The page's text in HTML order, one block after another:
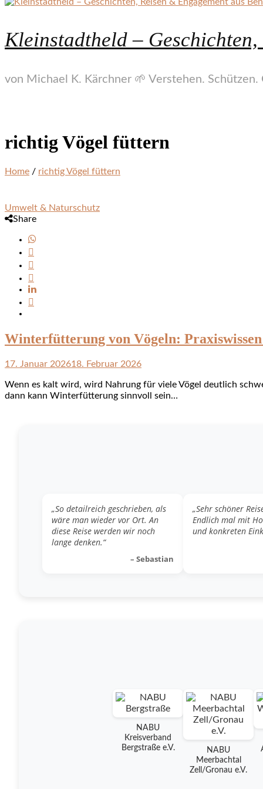
Kleinstadtheld –
von Michael K. Kärchner 🌱 Verstehen. Schützen.
richtig Vögel füttern
Home / richtig Vögel füttern
Umwelt & Naturschutz
Share
Winterfütterung von Vögeln:
17. Januar 202618. Februar 2026
Wenn es kalt wird, wird Nahrung für viele Vögel deutlich
dann kann Winterfütterung sinnvoll sein…
„So detailreich geschrieben, als
wäre man wieder vor Ort. An
diese Reise werden wir noch
lange denken.“
– Sebastian
„Sehr schöner
Endlich mal mit
und konkreten
NABU
Kreisverband
Bergstraße e.V.
NABU
Meerbachtal
Zell/Gronau e.V.